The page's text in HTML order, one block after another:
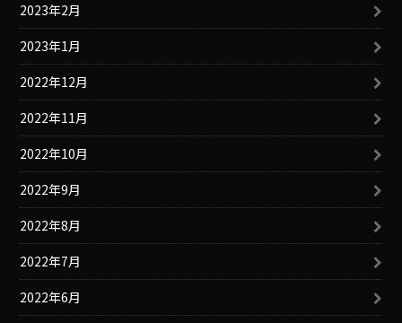
2023年2月
2023年1月
2022年12月
2022年11月
2022年10月
2022年9月
2022年8月
2022年7月
2022年6月